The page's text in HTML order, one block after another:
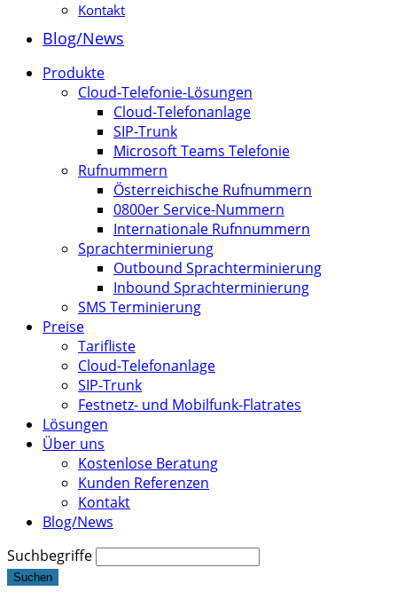
Kontakt
Blog/News
Produkte
Cloud-Telefonie-Lösungen
Cloud-Telefonanlage
SIP-Trunk
Microsoft Teams Telefonie
Rufnummern
Österreichische Rufnummern
0800er Service-Nummern
Internationale Rufnnummern
Sprachterminierung
Outbound Sprachterminierung
Inbound Sprachterminierung
SMS Terminierung
Preise
Tarifliste
Cloud-Telefonanlage
SIP-Trunk
Festnetz- und Mobilfunk-Flatrates
Lösungen
Über uns
Kostenlose Beratung
Kunden Referenzen
Kontakt
Blog/News
Suchbegriffe
Suchen